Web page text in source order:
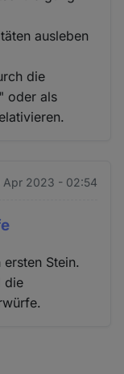
ausleben
die
oder als
Apr 2023 - 02:54
Stein.
die